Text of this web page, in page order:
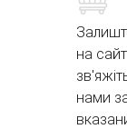
на
нами